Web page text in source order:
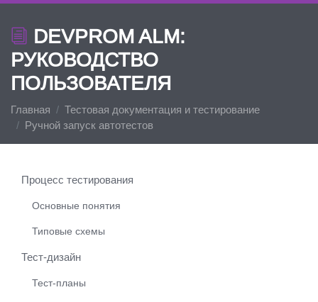
DEVPROM ALM:
РУКОВОДСТВО
ПОЛЬЗОВАТЕЛЯ
Главная
Тестовая документация и тестирование
Ручной запуск автотестов
Процесс тестирования
Основные понятия
Типовые схемы
Тест-дизайн
Тест-планы